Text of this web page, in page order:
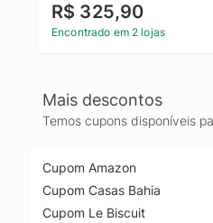
R$ 325,90
Encontrado em 2 lojas
Mais descontos
Temos cupons disponíveis
Cupom Amazon
Cupom Casas Bahia
Cupom Le Biscuit